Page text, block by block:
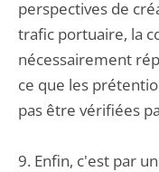
perspectives de
trafic portuaire, la
nécessairement
ce que les
pas être vérifiées
9. Enfin, c'est par